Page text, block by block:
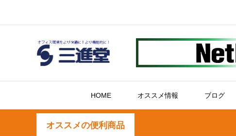
HOME オススメ情報 ブログ
オススメの便利商品